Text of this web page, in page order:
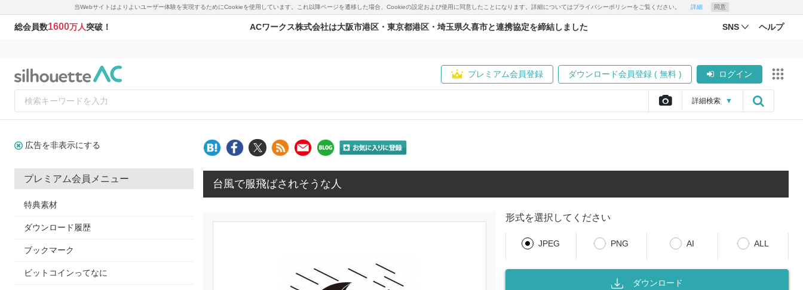
当Webサイトはよりよいユーザー体験を実現するためにCookieを使用しています。これ以降ページを遷移した場合、Cookieの設定および使用に同意したことになります。詳細についてはプライバシーポリシーをご覧ください。 詳細 同意
総会員数1600万人突破！ ACワークス株式会社は大阪市港区・東京都港区・埼玉県久喜市と連携協定を締結しました SNS ヘルプ
プレミアム会員登録 ダウンロード会員登録 ( 無料 ) ログイン
詳細検索 ▼
広告を非表示にする
プレミアム会員メニュー
特典素材
ダウンロード履歴
ブックマーク
ビットコインってなに
台風で服飛ばされそうな人
形式を選択してください
JPEG PNG AI ALL
ダウンロード